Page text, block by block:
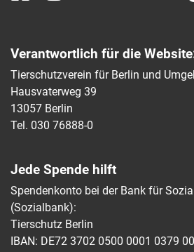
Verantwortlich für die
Tierschutzverein für Berlin und
Hausvaterweg 39
13057 Berlin
Tel. 030 76888-0
Jede Spende hilft
Spendenkonto bei der Bank für
(Sozialbank):
Tierschutz Berlin
IBAN: DE72 3702 0500 0001 0379 00